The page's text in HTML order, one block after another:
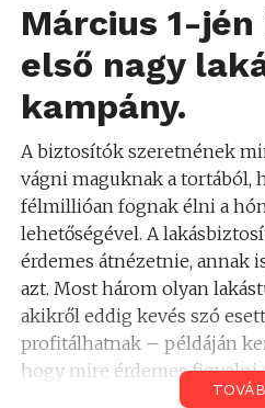
Március 1-
első nagy
kampány.
A biztosítók szeretnének
vágni maguknak a tortából,
félmillióan fognak élni a
lehetőségével. A
érdemes átnézetnie, annak
azt. Most három olyan
akikről eddig kevés szó
profitálhatnak – példáján
hogy mire érdemes figyelni